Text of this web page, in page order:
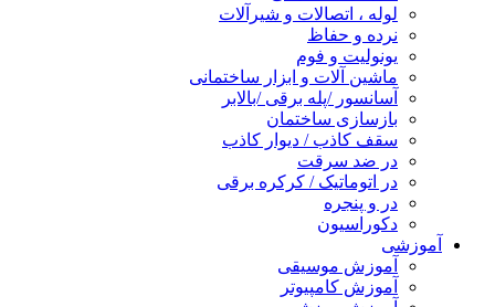
لوله ، اتصالات و شیرآلات
نرده و حفاظ
یونولیت و فوم
ماشین آلات و ابزار ساختمانی
آسانسور /پله برقی /بالابر
بازسازی ساختمان
سقف کاذب / دیوار کاذب
در ضد سرقت
در اتوماتیک / کرکره برقی
در و پنجره
دکوراسیون
آموزشی
آموزش موسیقی
آموزش کامپیوتر